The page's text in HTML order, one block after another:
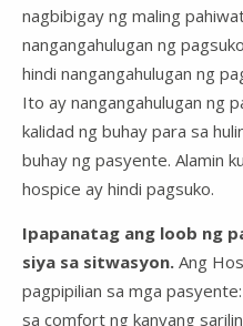
nagbibigay ng maling
nangangahulugan ng
hindi nangangahulugan ng
Ito ay nangangahulugan ng
kalidad ng buhay para sa
buhay ng pasyente. Alamin
hospice ay hindi pagsuko.
Ipapanatag ang loob ng
siya sa sitwasyon. Ang
pagpipilian sa mga
sa comfort ng kanyang